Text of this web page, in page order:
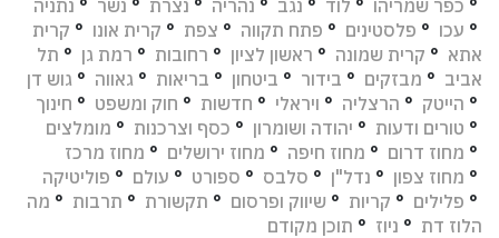
° כפר שמריהו ° לוד ° נגב ° נהריה ° נצרת ° נשר ° נתניה
° עכו ° פלסטינים ° פתח תקווה ° צפת ° קרית אונו ° קרית
אתא ° קרית שמונה ° ראשון לציון ° רחובות ° רמת גן ° תל
אביב ° מבזקים ° בידור ° ביטחון ° בריאות ° גאווה ° גוש דן
° הייטק ° הרצליה ° ויראלי ° חדשות ° חוק ומשפט ° חינוך
° טורים ודעות ° יהודה ושומרון ° כסף וצרכנות ° מומלצים
° מחוז דרום ° מחוז חיפה ° מחוז ירושלים ° מחוז מרכז
° מחוז צפון ° נדל"ן ° סלבס ° ספורט ° עולם ° פוליטיקה
° פלילים ° קריות ° שיווק ופרסום ° תקשורת ° תרבות ° מה
הלוז דת ° ניוז ° תוכן מקודם